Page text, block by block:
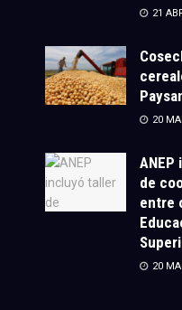
21
20
de
entre
20